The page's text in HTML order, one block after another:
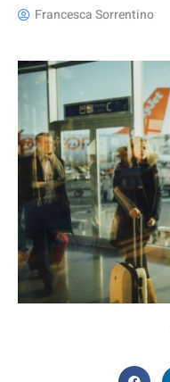
Francesca Sorrentino